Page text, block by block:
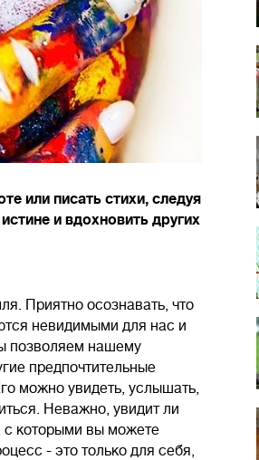
или писать стихи, следуя
и вдохновить других
Приятно осознавать, что
невидимыми для нас и
позволяем нашему
предпочтительные
можно увидеть, услышать,
Неважно, увидит ли
с которыми вы можете
- это только для себя,